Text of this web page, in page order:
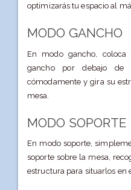
optimizarás tu espacio al
MODO GANCHO
En modo gancho,
gancho por debajo
cómodamente y gira su
mesa.
MODO SOPORTE
En modo soporte,
soporte sobre la mesa,
estructura para situarlos en